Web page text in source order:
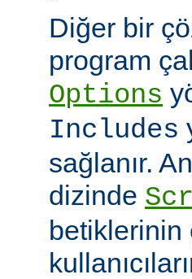
Diğer bir
program
Options
Includes
sağlanır.
dizinde
betiklerinin